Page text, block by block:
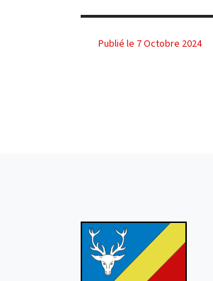
Publié le 7 Octobre 2024